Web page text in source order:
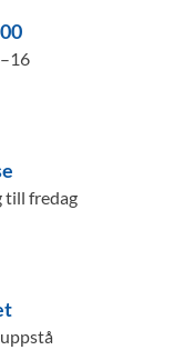
till fredag